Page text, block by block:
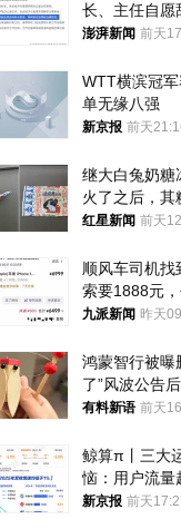
长、主任自愿
政辅导员
澎湃新闻 前天
WTT横滨冠
单无缘八强
新京报 前天
继大白兔奶糖
火了之后，其
海外博主盛赞
红星新闻 前天
顺风车司机找
索要1888元，
司机沟通协商
九派新闻 昨天
鸿蒙智行被曝
了”风波公告
曾力挺：劝华
有料新语 前天
鲸算π丨三大
恼：用户流量
入却越来越少
新京报 前天